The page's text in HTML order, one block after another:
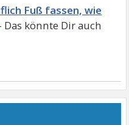
Fuß fassen, wie